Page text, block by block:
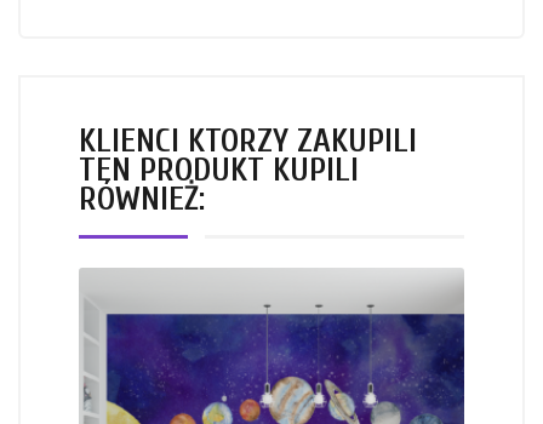
KLIENCI KTÓRZY ZAKUPILI
TEN PRODUKT KUPILI
RÓWNIEŻ: